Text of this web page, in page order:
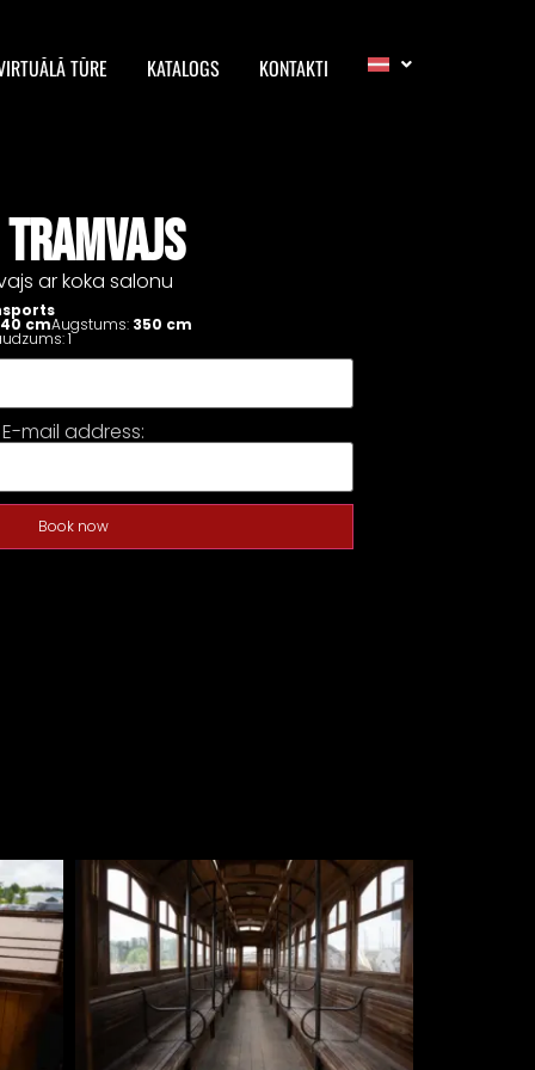
TŪRE KATALOGS KONTAKTI
ar koka salonu
cmAugstums: 350 cm
1
E-mail address:
Book now